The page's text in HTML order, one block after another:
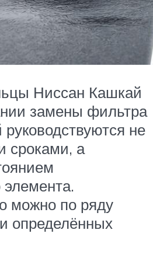
Ниссан Кашкай
замены фильтра
не
сроками, а
можно по ряду
определённых